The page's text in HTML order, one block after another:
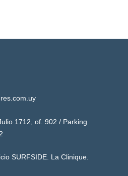
1712, of. 902 / Parking
SURFSIDE. La Clinique.